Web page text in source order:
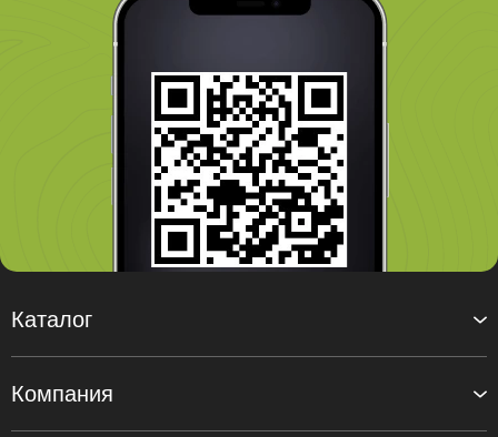
Каталог
Компания